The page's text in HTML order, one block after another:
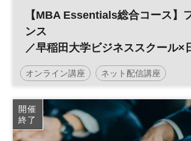
【MBA Essentials総合コース】
ンス
／早稲田大学ビジネススクール×
ネススクール
オンライン講座 ネット配信講座
早稲田大学ビジネススクール 日経ビジ
MBA
開催
終了